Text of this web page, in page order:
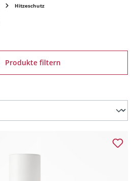
Hitzeschutz
Produkte filtern